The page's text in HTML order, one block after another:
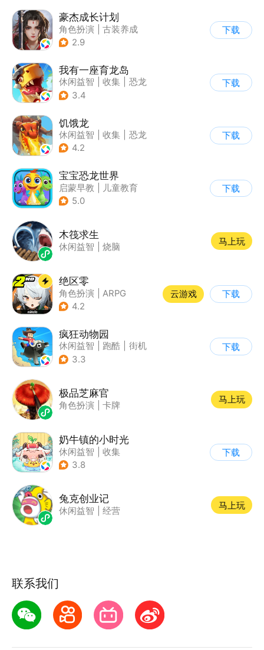
豪杰成长计划
角色扮演
古装养成
| 架空历史
2.9
下载
我有一座育龙岛
休闲益智 收集
恐龙
| 宠物养成
3.4
下载
饥饿龙
休闲益智 收集
恐龙
| 宠物
4.2
下载
宝宝恐龙世界
启蒙早教
儿童教育
5.0
下载
木筏求生
休闲益智 烧脑
马上玩
绝区零
角色扮演
ARPG
| 冒险
4.2
云游戏 下载
疯狂动物园
休闲益智 跑酷
街机
| 像素风
3.3
下载
极品芝麻官
角色扮演 卡牌
马上玩
奶牛镇的小时光
休闲益智
收集
| 像素风
3.8
下载
兔克创业记
休闲益智 经营
马上玩
联系我们